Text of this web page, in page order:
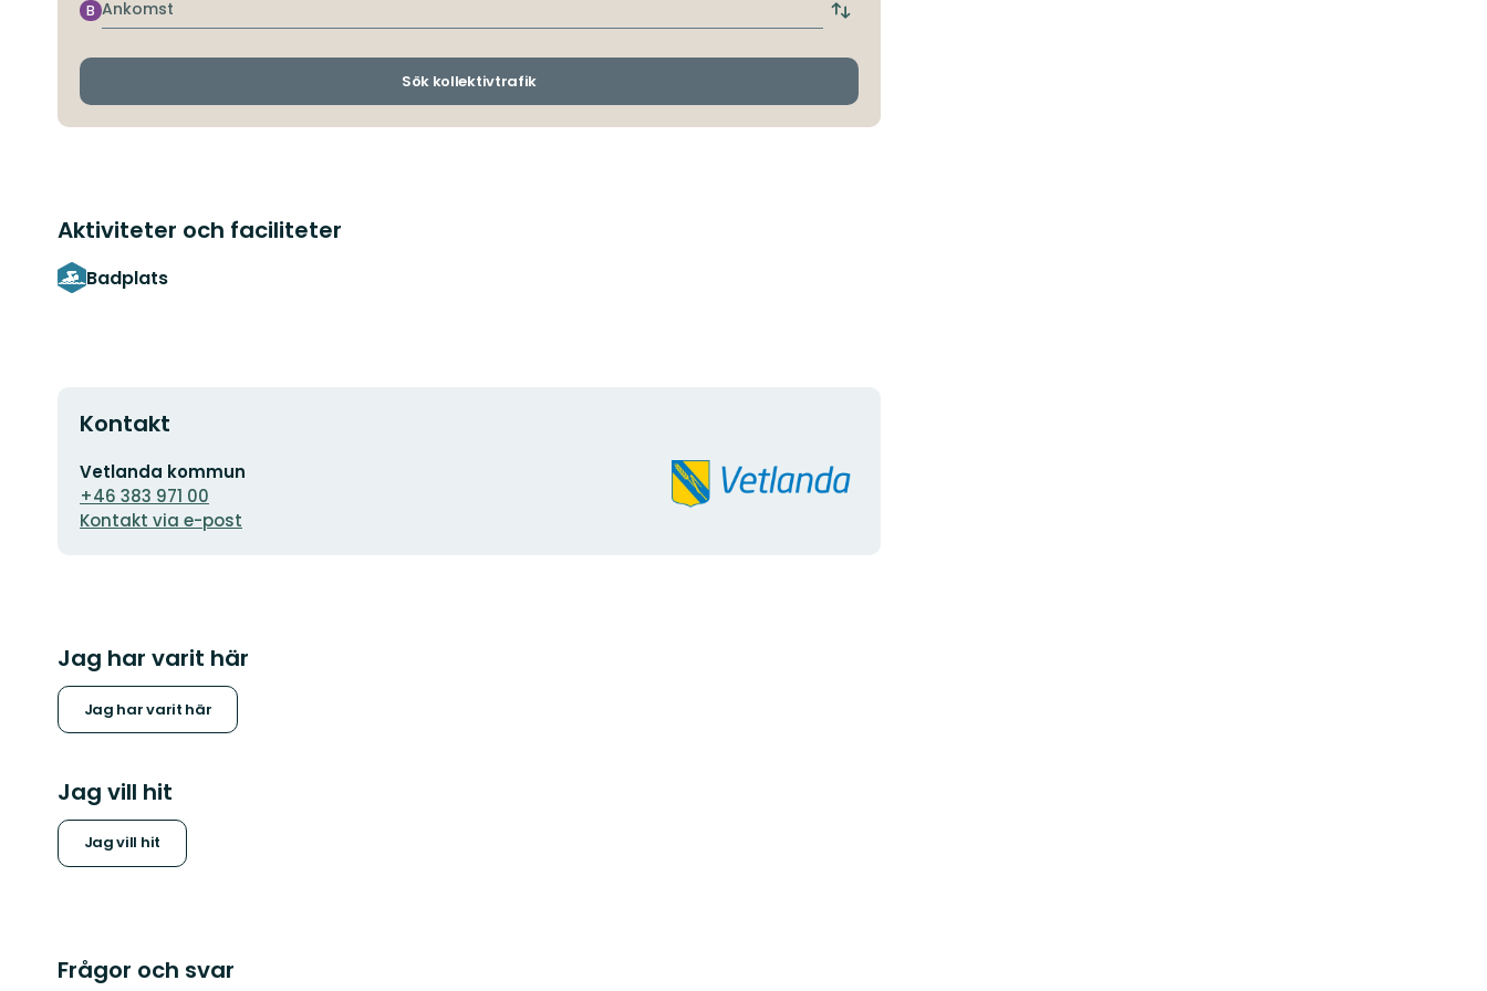
hållplats
Ankomst
B
Byt
och
Sök kollektivtrafik
Aktiviteter och faciliteter
Badplats
Kontakt
E-
postadress
Vetlanda kommun
+46 383 971 00
Kontakt via e-post
Organisationens
logotyp
Jag har varit här
Jag har varit här
Jag vill hit
Jag vill hit
Frågor och svar